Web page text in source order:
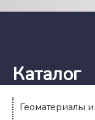
Каталог
Геоматериалы